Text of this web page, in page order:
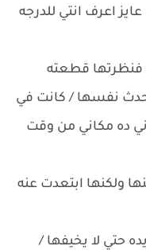
اعرف انتي للدرجه
فنظرتها قطعته
نفسها / كانت في
ده مكاني من وقت
ولكنها ابتعدت عنه
حتي لا يخيفها /